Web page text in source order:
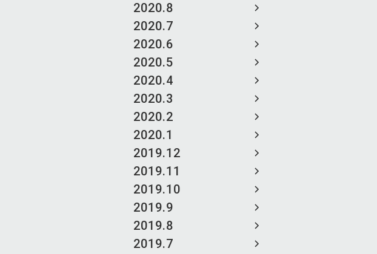
2020.8
2020.7
2020.6
2020.5
2020.4
2020.3
2020.2
2020.1
2019.12
2019.11
2019.10
2019.9
2019.8
2019.7